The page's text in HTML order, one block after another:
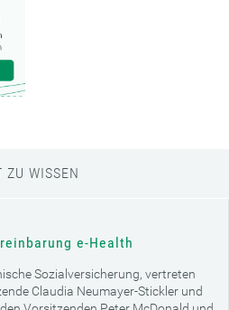
ZU WISSEN
e-Health
Sozialversicherung, vertreten
Claudia Neumayer-Stickler und